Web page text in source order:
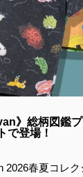
》総柄図鑑
で登場！
2026春夏コレ